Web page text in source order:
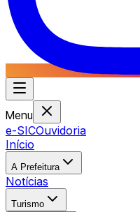
Menu
e-SICOuvidoria
Início
A Prefeitura
Notícias
Turismo